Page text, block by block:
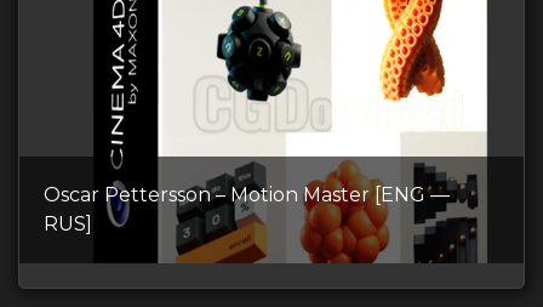
Oscar Pettersson – Motion Master [ENG —
RUS]